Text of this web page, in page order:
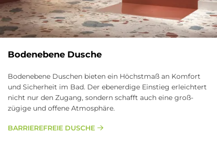
Bodenebene Dusche
Bodenebene Duschen bieten ein Höchst­maß an Kom­fort
und Sicher­heit im Bad. Der eben­erdige Ein­stieg er­leichtert
nicht nur den Zu­gang, sondern schaf­ft auch eine groß­
zügige und offene Atmosphäre.
BARRIEREFREIE DUSCHE